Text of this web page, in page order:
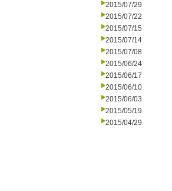
2015/07/29
2015/07/22
2015/07/15
2015/07/14
2015/07/08
2015/06/24
2015/06/17
2015/06/10
2015/06/03
2015/05/19
2015/04/29